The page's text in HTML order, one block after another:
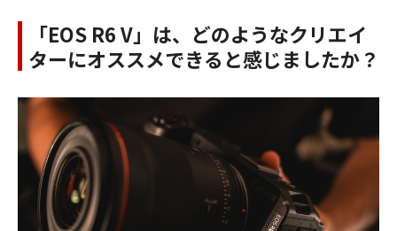
「EOS R6 V」は、どのようなクリエイ
ターにオススメできると感じましたか？